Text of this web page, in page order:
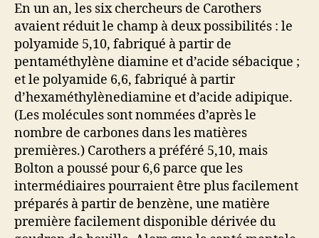
En un an, les six chercheurs de Carothers
avaient réduit le champ à deux possibilités : le
polyamide 5,10, fabriqué à partir de
pentaméthylène diamine et d’acide sébacique ;
et le polyamide 6,6, fabriqué à partir
d’hexaméthylènediamine et d’acide adipique.
(Les molécules sont nommées d’après le
nombre de carbones dans les matières
premières.) Carothers a préféré 5,10, mais
Bolton a poussé pour 6,6 parce que les
intermédiaires pourraient être plus facilement
préparés à partir de benzène, une matière
première facilement disponible dérivée du